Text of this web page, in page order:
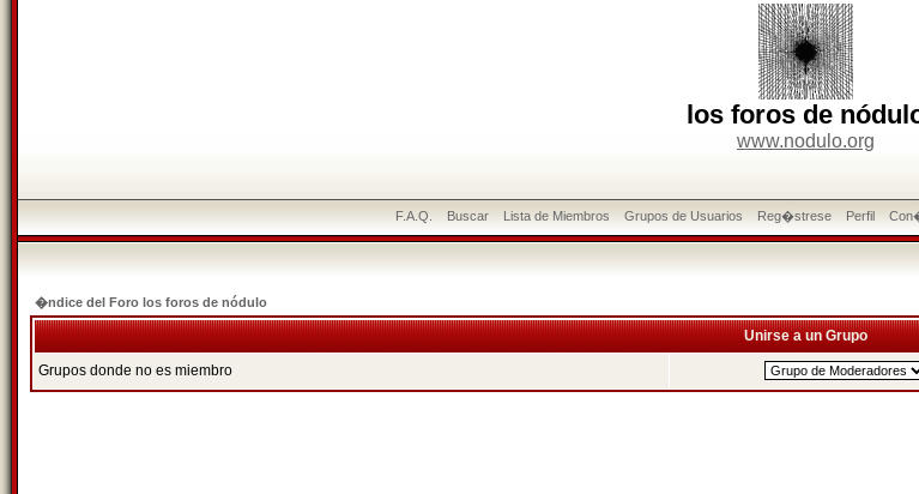
los foros de
www.nodulo.org
F.A.Q. Buscar Lista de Miembros Grupos de Usuarios Reg�strese Perfil
�ndice del Foro los foros de nódulo
Unirse a un Grupo
Grupos donde no es miembro